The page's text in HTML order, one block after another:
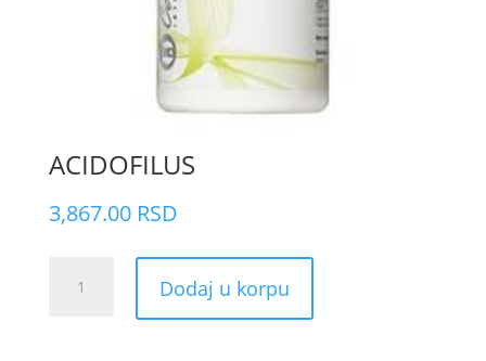
ACIDOFILUS
3,867.00 RSD
količina
Dodaj u korpu